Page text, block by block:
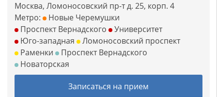
Москва, Ломоносовский пр-т д. 25, корп. 4
Метро:
Новые Черемушки
Проспект Вернадского
Университет
Юго-западная
Ломоносовский проспект
Раменки
Проспект Вернадского
Новаторская
Записаться на прием